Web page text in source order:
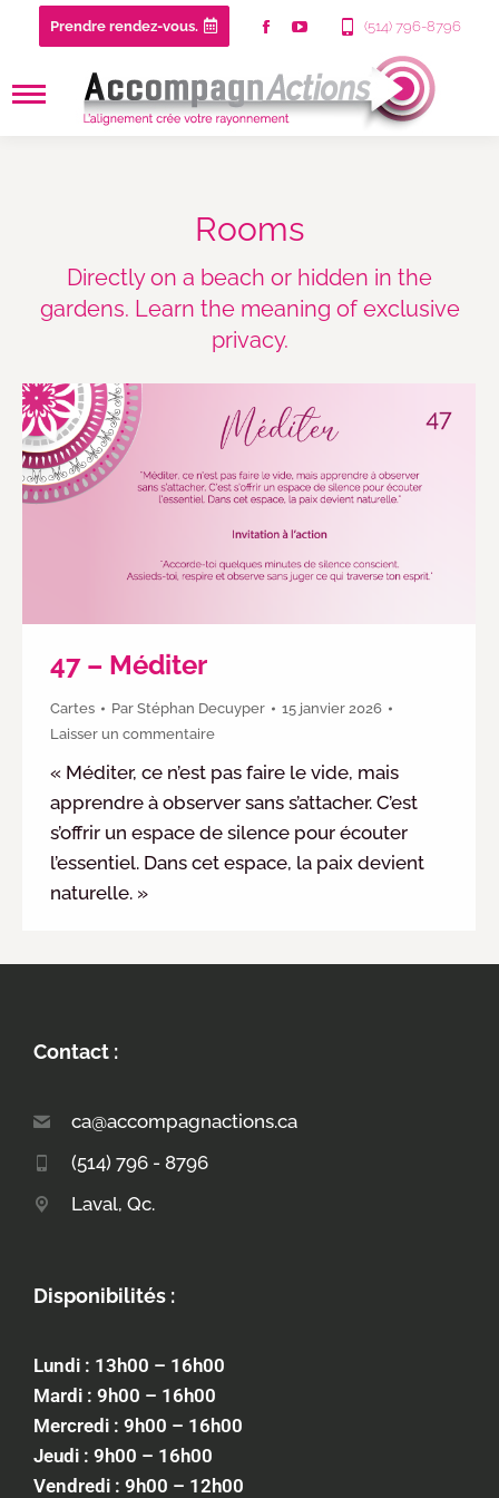
Prendre rendez-vous. (514) 796-8796
Rooms
Directly on a beach or hidden in the
gardens. Learn the meaning of exclusive
privacy.
47 – Méditer
Cartes Par Stéphan Decuyper
15 janvier 2026
Laisser un commentaire
« Méditer, ce n’est pas faire le vide, mais
apprendre à observer sans s’attacher. C’est
s’offrir un espace de silence pour écouter
l’essentiel. Dans cet espace, la paix devient
naturelle. »
Contact :
ca@accompagnactions.ca
(514) 796 - 8796
Laval, Qc.
Disponibilités :
Lundi : 13h00 – 16h00
Mardi : 9h00 – 16h00
Mercredi : 9h00 – 16h00
Jeudi : 9h00 – 16h00
Vendredi : 9h00 – 12h00